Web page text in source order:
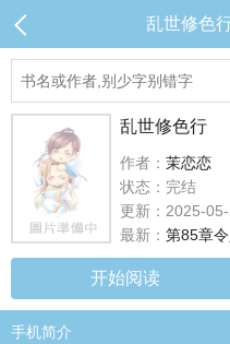
乱世修色
乱世修色行
作者： 茉恋恋
状态：完结
更新：2025-
最新： 第85章
开始阅读
手机简介